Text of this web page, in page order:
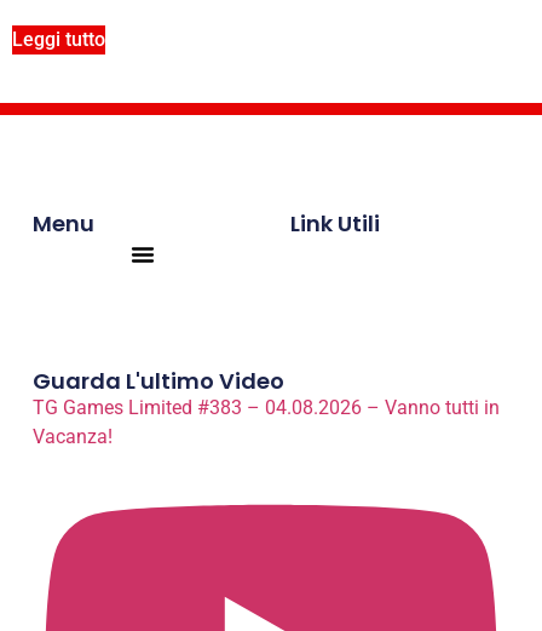
Leggi tutto
Menu Link Utili
Guarda L'ultimo Video
TG Games Limited #383 – 04.08.2026 – Vanno tutti in
Vacanza!